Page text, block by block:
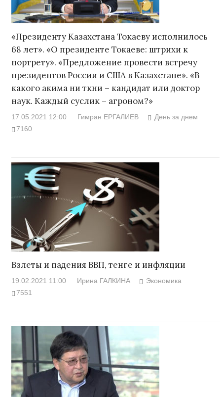
«Президенту Казахстана Токаеву исполнилось
68 лет». «О президенте Токаеве: штрихи к
портрету». «Предложение провести встречу
президентов России и США в Казахстане». «В
какого акима ни ткни – кандидат или доктор
наук. Каждый суслик – агроном?»
17.05.2021 12:00 Гимран ЕРГАЛИЕВ
День за днем
7160
Взлеты и падения ВВП, тенге и инфляции
19.02.2021 11:00 Ирина ГАЛКИНА
Экономика
7551